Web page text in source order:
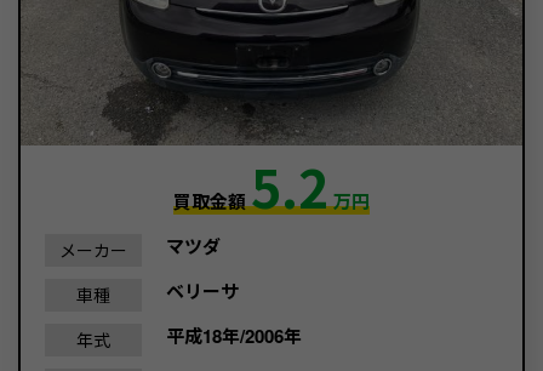
買取金額5.2万円
メーカー マツダ
車種 ベリーサ
年式 平成18年/2006年